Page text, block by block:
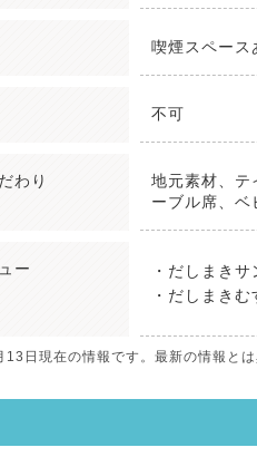
喫煙スペース
不可
わり
地元素材、テ
ーブル席、ベ
ー
・だしまき
・だしまき
日現在の情報です。最新の情報と